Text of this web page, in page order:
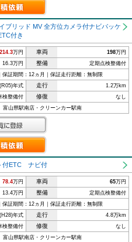
ブリッド MV 全方位カメラ付ナビパッケ
付き
214.3万円 車両 198万円
16.3万円 整備 定期点検整備付
保証期間：12ヵ月｜保証走行距離：無制限
年式 走行 1.2万km
検整備付 修復 なし
富山県駅南店・クリーンカー駅南
付ETC ナビ付
78.4万円 車両 65万円
13.4万円 整備 定期点検整備付
保証期間：12ヵ月｜保証走行距離：無制限
年式 走行 4.8万km
検整備付 修復 なし
富山県駅南店・クリーンカー駅南